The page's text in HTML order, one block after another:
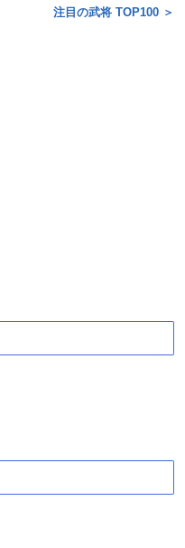
注目の武将 TOP100 ＞